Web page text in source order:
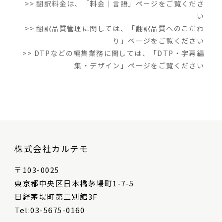
>> 翻訳料金は、「料金｜言語」ページをご覧くださ
い
>> 翻訳品質管理に関しては、「翻訳品質へのこだわ
り」ページをご覧ください
>> DTPなどの編集業務に関しては、「DTP・字幕編
集・デザイン」ページをご覧ください
株式会社カルテモ
〒103-0025
東京都中央区日本橋茅場町1-7-5
日経茅場町第二別館3F
Tel:03-5675-0160